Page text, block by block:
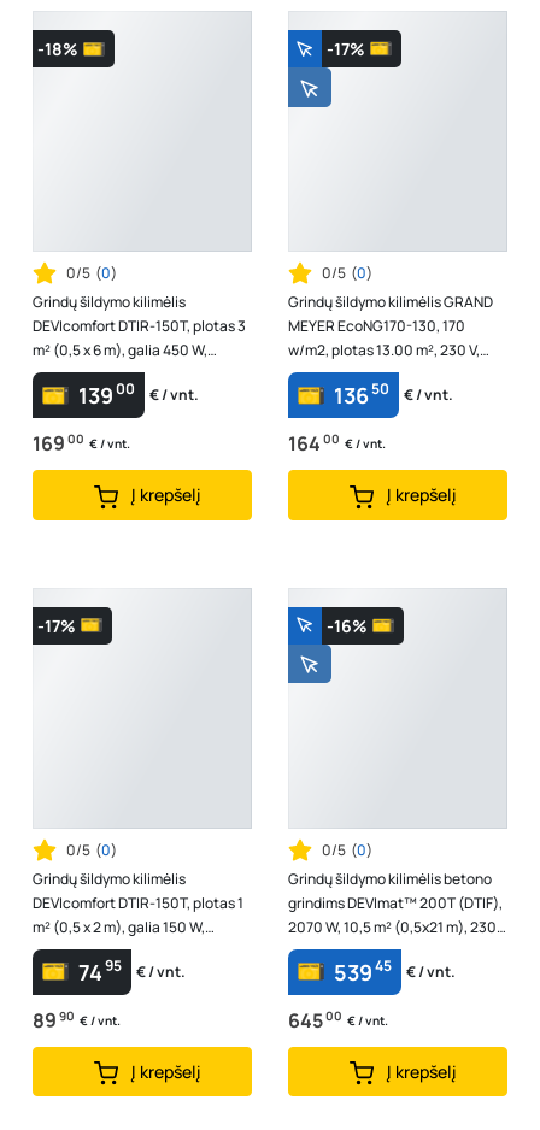
-18%
0/5 (0)
Grindų šildymo kilimėlis
DEVIcomfort DTIR-150T, plotas 3
m² (0,5 x 6 m), galia 450 W,
83030570
13900 € / vnt.
169 00 € / vnt.
Į krepšelį
-17%
0/5 (0)
Grindų šildymo kilimėlis GRAND
MEYER EcoNG170-130, 170
w/m2, plotas 13.00 m², 230 V,
galia 2210 W
13650 € / vnt.
164 00 € / vnt.
Į krepšelį
-17%
0/5 (0)
Grindų šildymo kilimėlis
DEVIcomfort DTIR-150T, plotas 1
m² (0,5 x 2 m), galia 150 W,
83030562
7495 € / vnt.
89 90 € / vnt.
Į krepšelį
-16%
0/5 (0)
Grindų šildymo kilimėlis betono
grindims DEVImat™ 200T (DTIF),
2070 W, 10,5 m² (0,5x21 m), 230
V, 83020748
53945 € / vnt.
64500 € / vnt.
Į krepšelį